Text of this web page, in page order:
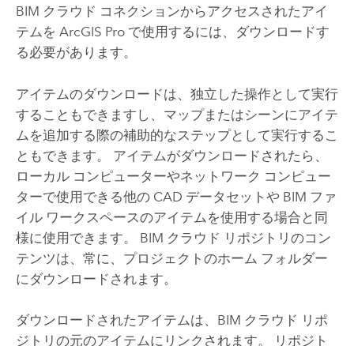
BIM クラウド コネクションからアクセスされたアイ
テムを ArcGIS Proで使用するには、ダウンロードす
る必要があります。
アイテムのダウンロードは、独立した操作として実行
することもできますし、マップまたはシーンにアイテ
ムを追加する際の補助的なステップとして実行するこ
ともできます。 アイテムがダウンロードされたら、
ローカル コンピューターやネットワーク コンピュー
ターで使用できる他の CAD データセットや BIM ファ
イル ワークスペースのアイテムを使用する場合と同
様に使用できます。 BIM クラウド リポジトリのコン
テンツは、常に、プロジェクトのホーム フォルダー
にダウンロードされます。
ダウンロードされたアイテムは、BIM クラウド リポ
ジトリの元のアイテムにリンクされます。 リポジト